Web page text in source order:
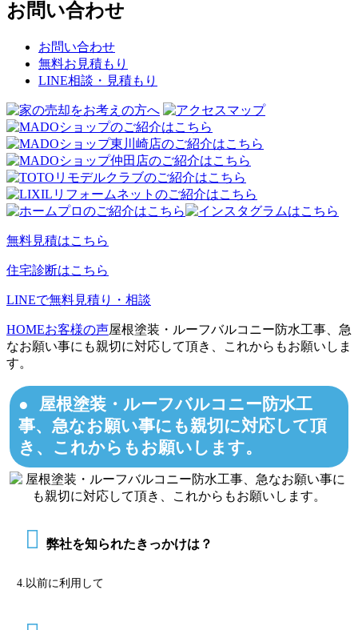
お問い合わせ
お問い合わせ
無料お見積もり
LINE相談・見積もり
無料見積はこちら
住宅診断はこちら
LINEで無料見積り・相談
HOMEお客様の声屋根塗装・ルーフバルコニー防水工事、急
なお願い事にも親切に対応して頂き、これからもお願いしま
す。
屋根塗装・ルーフバルコニー防水工
事、急なお願い事にも親切に対応して頂
き、これからもお願いします。
弊社を知られたきっかけは？
4.以前に利用して